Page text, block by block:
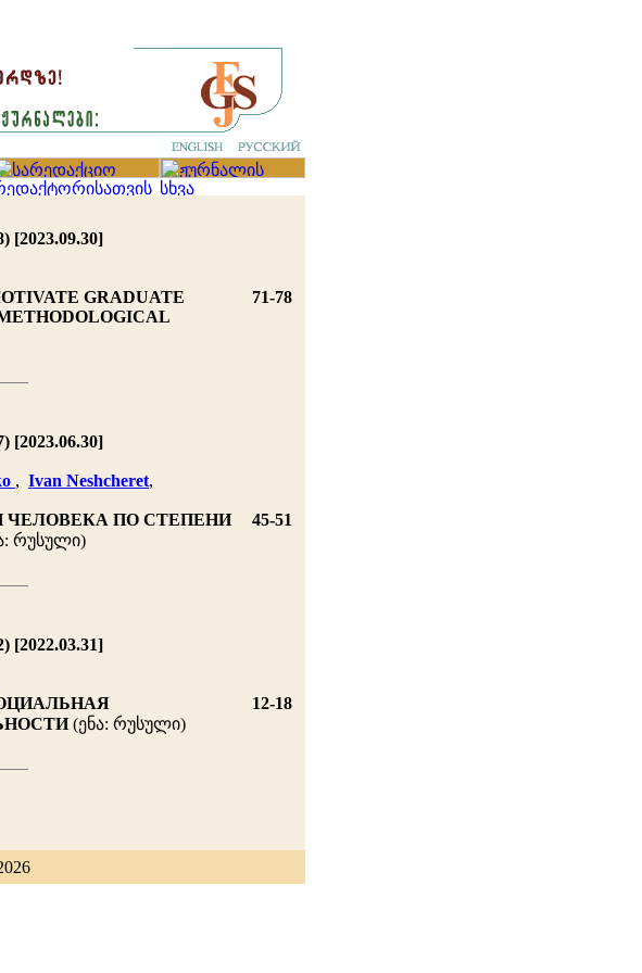
[2023.09.30]
GRADUATE
71-78
[2023.06.30]
, Ivan Neshcheret,
ПО СТЕПЕНИ
რუსული)
45-51
[2022.03.31]
(ენა: რუსული)
12-18